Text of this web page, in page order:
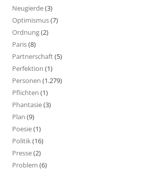
Neugierde(3)
Optimismus(7)
Ordnung(2)
Paris(8)
Partnerschaft(5)
Perfektion (1)
Personen (1.279)
Pflichten (1)
Phantasie(3)
Plan (9)
Poesie(1)
Politik(16)
Presse(2)
Problem (6)